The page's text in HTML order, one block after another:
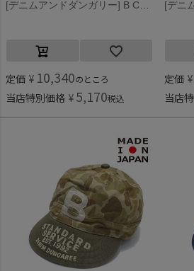
定価 ¥ 10,340のところ
当店特別価格 ¥ 5,170税込
定価 ¥
当店